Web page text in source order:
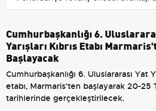
Cumhurbaşkanlığı 6.
Yarışları Kıbrıs Etabı
Başlayacak
Cumhurbaşkanlığı 6. Uluslararası Yat
etabı, Marmaris'ten başlayarak 20-25
tarihlerinde gerçekleştirilecek.